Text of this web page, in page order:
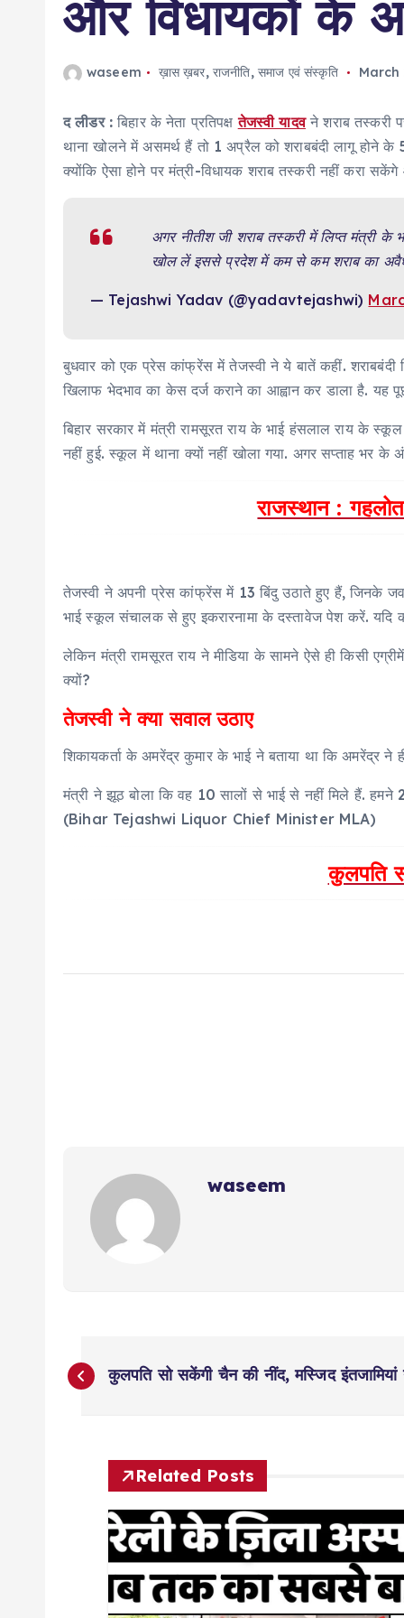
और विधायकों के
waseem ख़ास ख़बर, राजनीति, समाज एवं संस्कृति March
द लीडर : बिहार के नेता प्रतिपक्षतेजस्वी यादवने शराब तस्करी
थाना खोलने में असमर्थ हैं तो 1 अप्रैल को शराबबंदी लागू होने के
क्योंकि ऐसा होने पर मंत्री-विधायक शराब तस्करी नहीं
अगर नीतीश जी शराब तस्करी में लिप्त मंत्री
खोल लें इससे प्रदेश में कम से कम शराब का अवैध
— Tejashwi Yadav (@yadavtejashwi)
बुधवार को एक प्रेस कांफ्रेंस में तेजस्वी ने ये बातें कहीं.
खिलाफ भेदभाव का केस दर्ज कराने का आह्वान कर डाला है. यह
बिहार सरकार में मंत्री रामसूरत राय के भाई हंसलाल राय के
नहीं हुई. स्कूल में थाना क्यों नहीं खोला गया. अगर सप्ताह भर के
राजस्थान :
तेजस्वी ने अपनी प्रेस कांफ्रेंस में 13 बिंदु उठाते हुए हैं, जिनके
भाई स्कूल संचालक से हुए इकरारनामा के दस्तावेज पेश करें. यदि
लेकिन मंत्री रामसूरत राय ने मीडिया के सामने ऐसे ही किसी
क्यों?
तेजस्वी ने क्या सवाल उठाए
शिकायकर्ता के अमरेंद्र कुमार के भाई ने बताया था कि अमरेंद्र
मंत्री ने झूठ बोला कि वह 10 सालों से भाई से नहीं मिले हैं.
(Bihar Tejashwi Liquor Chief Minister MLA)
कुलपति
waseem
P
कुलपति सो सकेंगी चैन की नींद, मस्जिद इंतजामियां
Related Posts